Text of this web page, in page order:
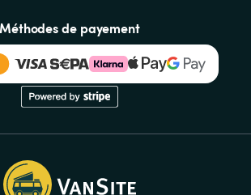
Méthodes de payement